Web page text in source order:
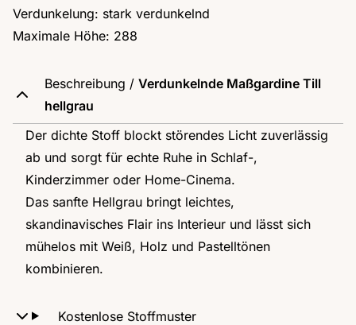
Verdunkelung: stark verdunkelnd
Maximale Höhe: 288
Beschreibung / Verdunkelnde Maßgardine Till
hellgrau
Der dichte Stoff blockt störendes Licht zuverlässig
ab und sorgt für echte Ruhe in Schlaf-,
Kinderzimmer oder Home-Cinema.
Das sanfte Hellgrau bringt leichtes,
skandinavisches Flair ins Interieur und lässt sich
mühelos mit Weiß, Holz und Pastelltönen
kombinieren.
Kostenlose Stoffmuster